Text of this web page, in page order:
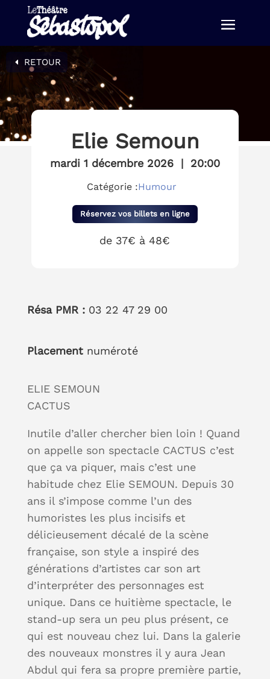
RETOUR
Elie Semoun
mardi 1 décembre 2026| 20:00
Catégorie :Humour
Réservez vos billets en ligne
de 37€ à 48€
Résa PMR : 03 22 47 29 00
Placement numéroté
ELIE SEMOUN
CACTUS
Inutile d’aller chercher bien loin ! Quand
on appelle son spectacle CACTUS c’est
que ça va piquer, mais c’est une
habitude chez Elie SEMOUN. Depuis 30
ans il s’impose comme l’un des
humoristes les plus incisifs et
délicieusement décalé de la scène
française, son style a inspiré des
générations d’artistes car son art
d’interpréter des personnages est
unique. Dans ce huitième spectacle, le
stand-up sera un peu plus présent, ce
qui est nouveau chez lui. Dans la galerie
des nouveaux monstres il y aura Jean
Abdul qui fera sa propre première partie,